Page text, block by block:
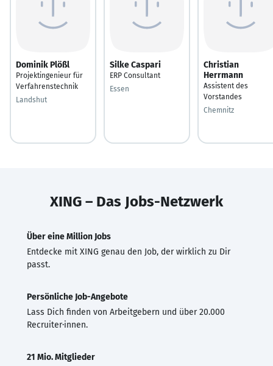
Dominik Plößl
Projektingenieur für
Verfahrenstechnik
Landshut
Silke Caspari
ERP Consultant
Essen
Christian
Herrmann
Assistent des
Vorstandes
Chemnitz
XING – Das Jobs-Netzwerk
Über eine Million Jobs
Entdecke mit XING genau den Job, der wirklich zu Dir
passt.
Persönliche Job-Angebote
Lass Dich finden von Arbeitgebern und über 20.000
Recruiter·innen.
21 Mio. Mitglieder